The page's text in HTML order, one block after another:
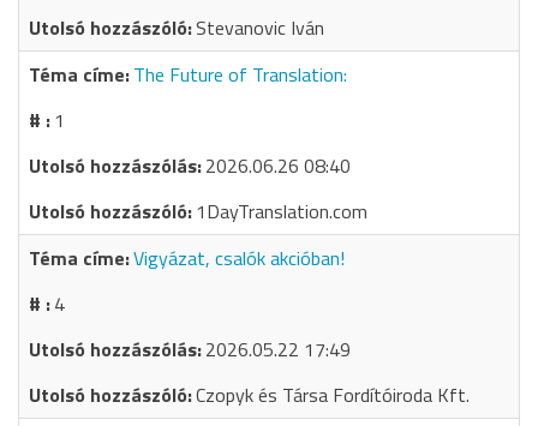
Stevanovic Iván
The Future of Translation:
1
2026.06.26 08:40
1DayTranslation.com
Vigyázat, csalók akcióban!
4
2026.05.22 17:49
Czopyk és Társa Fordítóiroda Kft.